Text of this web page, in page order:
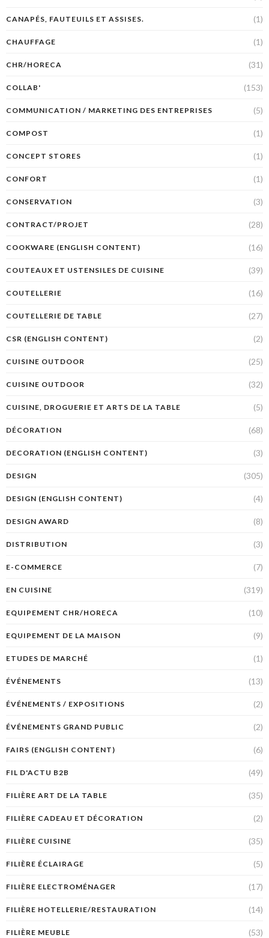
CANAPÉS, FAUTEUILS ET ASSISES. (1)
CHAUFFAGE (1)
CHR/HORECA (31)
COLLAB' (153)
COMMUNICATION / MARKETING DES ENTREPRISES (5)
COMPOST (1)
CONCEPT STORES (1)
CONFORT (1)
CONSERVATION (3)
CONTRACT/PROJET (28)
COOKWARE (ENGLISH CONTENT) (16)
COUTEAUX ET USTENSILES DE CUISINE (39)
COUTELLERIE (16)
COUTELLERIE DE TABLE (27)
CSR (ENGLISH CONTENT) (2)
CUISINE OUTDOOR (25)
CUISINE OUTDOOR (32)
CUISINE, DROGUERIE ET ARTS DE LA TABLE (5)
DÉCORATION (68)
DECORATION (ENGLISH CONTENT) (3)
DESIGN (305)
DESIGN (ENGLISH CONTENT) (4)
DESIGN AWARD (8)
DISTRIBUTION (3)
E-COMMERCE (7)
EN CUISINE (319)
EQUIPEMENT CHR/HORECA (10)
EQUIPEMENT DE LA MAISON (9)
ETUDES DE MARCHÉ (1)
ÉVÉNEMENTS (13)
ÉVÉNEMENTS / EXPOSITIONS (2)
ÉVÉNEMENTS GRAND PUBLIC (2)
FAIRS (ENGLISH CONTENT) (6)
FIL D'ACTU B2B (49)
FILIÈRE ART DE LA TABLE (35)
FILIÈRE CADEAU ET DÉCORATION (2)
FILIÈRE CUISINE (35)
FILIÈRE ÉCLAIRAGE (5)
FILIÈRE ELECTROMÉNAGER (17)
FILIÈRE HOTELLERIE/RESTAURATION (14)
FILIÈRE MEUBLE (53)